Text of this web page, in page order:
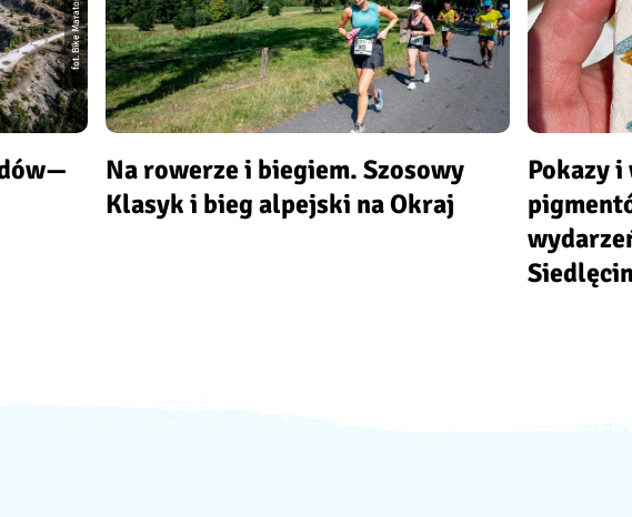
fot. Bike Maraton
Na rowerze i biegiem. Szosowy
Klasyk i bieg alpejski na Okraj
Pokazy